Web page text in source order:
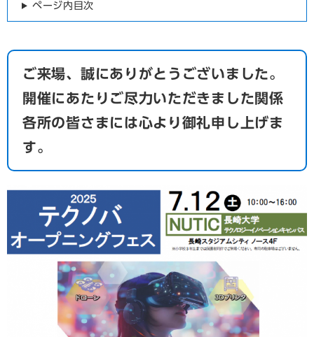
ページ内目次
ご来場、誠にありがとうございました。
開催にあたりご尽力いただきました関係
各所の皆さまには心より御礼申し上げま
す。